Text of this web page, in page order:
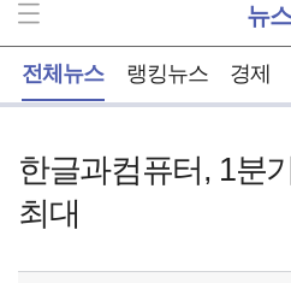
뉴스
전체뉴스 랭킹뉴스 경제
한글과컴퓨터, 1분
최대